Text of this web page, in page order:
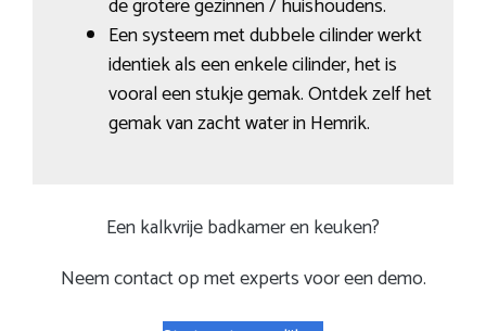
Een systeem met dubbele cilinder werkt
identiek als een enkele cilinder, het is
vooral een stukje gemak. Ontdek zelf het
gemak van zacht water in Hemrik.
Een kalkvrije badkamer en keuken?
Neem contact op met experts voor een demo.